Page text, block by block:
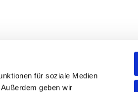
für soziale Medien
geben wir